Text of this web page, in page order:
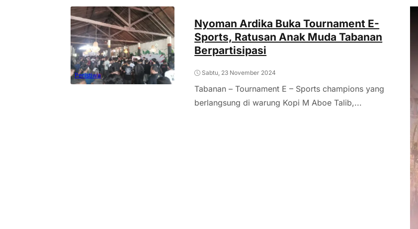
Peristiwa
Nyoman Ardika Buka Tournament E-
Sports, Ratusan Anak Muda Tabanan
Berpartisipasi
Sabtu, 23 November 2024
Tabanan – Tournament E – Sports champions yang
berlangsung di warung Kopi M Aboe Talib,...